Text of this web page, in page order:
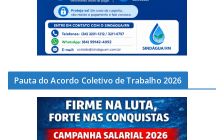
Pauta do Acordo Coletivo de Trabalho 2026